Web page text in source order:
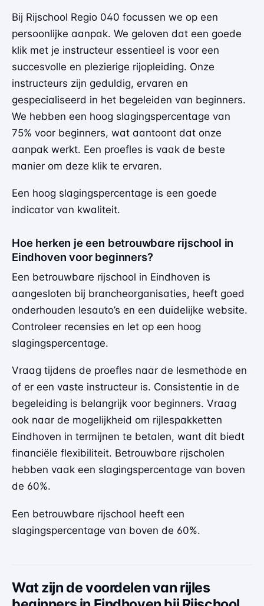
Bij Rijschool Regio 040 focussen we op een
persoonlijke aanpak. We geloven dat een goede
klik met je instructeur essentieel is voor een
succesvolle en plezierige rijopleiding. Onze
instructeurs zijn geduldig, ervaren en
gespecialiseerd in het begeleiden van beginners.
We hebben een hoog slagingspercentage van
75% voor beginners, wat aantoont dat onze
aanpak werkt. Een proefles is vaak de beste
manier om deze klik te ervaren.
Een hoog slagingspercentage is een goede
indicator van kwaliteit.
Hoe herken je een betrouwbare rijschool in
Eindhoven voor beginners?
Een betrouwbare rijschool in Eindhoven is
aangesloten bij brancheorganisaties, heeft goed
onderhouden lesauto’s en een duidelijke website.
Controleer recensies en let op een hoog
slagingspercentage.
Vraag tijdens de proefles naar de lesmethode en
of er een vaste instructeur is. Consistentie in de
begeleiding is belangrijk voor beginners. Vraag
ook naar de mogelijkheid om rijlespakketten
Eindhoven in termijnen te betalen, want dit biedt
financiële flexibiliteit. Betrouwbare rijscholen
hebben vaak een slagingspercentage van boven
de 60%.
Een betrouwbare rijschool heeft een
slagingspercentage van boven de 60%.
Wat zijn de voordelen van rijles